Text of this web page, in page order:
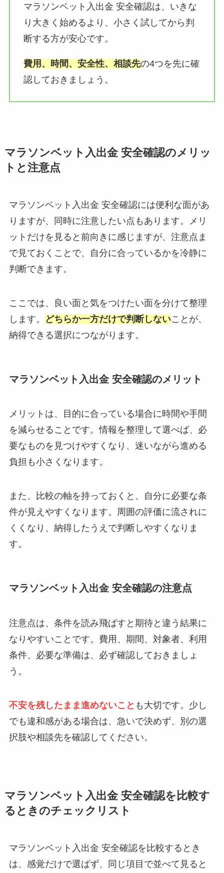
マラソンベット入出金 安全確認は、いきな
り大きく始めるより、小さく試してから判
断する方が安心です。
費用、時間、安全性、相談先の4つを先に確
認しておきましょう。
マラソンベット入出金 安全確認のメリッ
トと注意点
マラソンベット入出金 安全確認には便利な面があ
りますが、同時に注意したい点もあります。メリ
ットだけを見ると前向きに感じますが、注意点ま
で見ておくことで、自分に合っているかを冷静に
判断できます。
ここでは、良い面と気をつけたい面を分けて整理
します。
どちらか一方だけで判断しないことが、
納得できる選択につながります。
マラソンベット入出金 安全確認のメリット
メリットは、目的に合っている場合に時間や手間
を減らせることです。情報を整理して選べば、必
要なものを見つけやすくなり、迷いながら進める
負担も小さくなります。
また、比較の軸を持っておくと、自分に必要な条
件が見えやすくなります。周囲の評価に流されに
くくなり、納得したうえで判断しやすくなりま
す。
マラソンベット入出金 安全確認の注意点
注意点は、条件を読み飛ばすと期待と違う結果に
なりやすいことです。費用、期間、対象者、利用
条件、必要な準備は、必ず確認しておきましょ
う。
不安を残したまま進めないこと も大切です。少し
でも違和感がある場合は、急いで決めず、別の選
択肢や相談先を確認してください。
マラソンベット入出金 安全確認を比較す
るときのチェックリスト
マラソンベット入出金 安全確認を比較するとき
は、感覚だけで選ばず、同じ項目で並べて見ると